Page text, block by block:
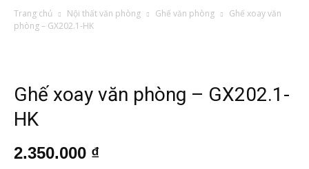
Trang chủ Nội thất văn phòng Ghế văn phòng
Ghế xoay văn
phòng – GX202.1-HK
Ghế xoay văn phòng – GX202.1-
HK
2.350.000 ₫